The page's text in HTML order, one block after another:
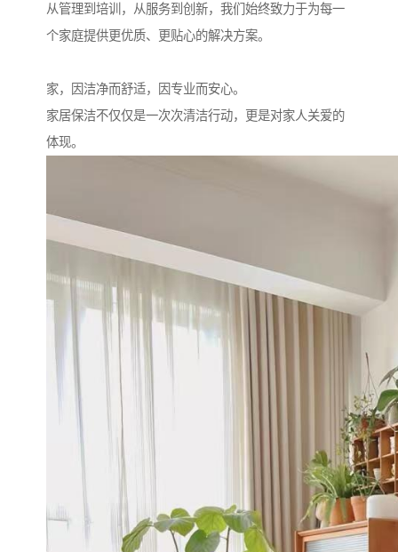
从管理到培训，从服务到创新，我们始终致力于为每一
个家庭提供更优质、更贴心的解决方案。
家，因洁净而舒适，因专业而安心。
家居保洁不仅仅是一次次清洁行动，更是对家人关爱的
体现。